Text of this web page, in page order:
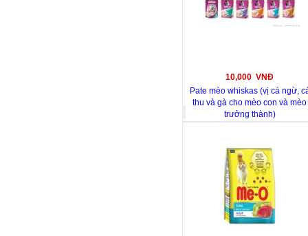
10,000 VNĐ
Pate mèo whiskas (vị cá ngừ,
thu và gà cho mèo con và mèo
trưởng thành)